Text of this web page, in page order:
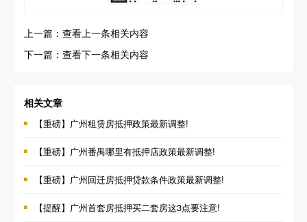
上一篇：查看上一条相关内容
下一篇：查看下一条相关内容
相关文章
【重磅】广州租赁房抵押政策最新调整!
【重磅】广州番禺哪里有抵押店政策最新调整!
【重磅】广州回迁房抵押贷款条件政策最新调整!
【提醒】广州首套房抵押买二套房这3点要注意!